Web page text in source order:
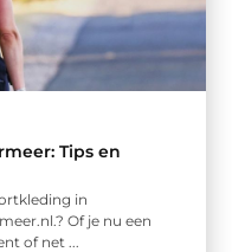
Tips en
in
Of je nu een
of net ...